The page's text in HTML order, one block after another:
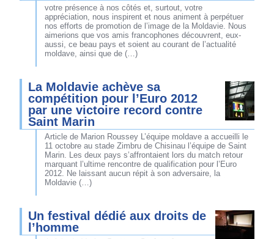
votre présence à nos côtés et, surtout, votre
appréciation, nous inspirent et nous animent à perpétuer
nos efforts de promotion de l’image de la Moldavie. Nous
aimerions que vos amis francophones découvrent, eux-
aussi, ce beau pays et soient au courant de l’actualité
moldave, ainsi que de (…)
La Moldavie achève sa
compétition pour l’Euro 2012
par une victoire record contre
Saint Marin
Article de Marion Roussey L’équipe moldave a accueilli le
11 octobre au stade Zimbru de Chisinau l’équipe de Saint
Marin. Les deux pays s’affrontaient lors du match retour
marquant l’ultime rencontre de qualification pour l’Euro
2012. Ne laissant aucun répit à son adversaire, la
Moldavie (…)
Un festival dédié aux droits de
l’homme